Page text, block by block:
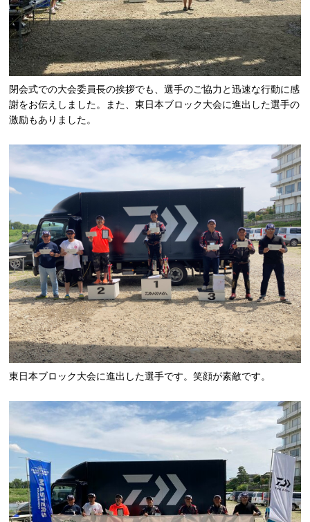
閉会式での大会委員長の挨拶でも、選手のご協力と迅速な行動に感
謝をお伝えしました。また、東日本ブロック大会に進出した選手の
激励もありました。
東日本ブロック大会に進出した選手です。笑顔が素敵です。